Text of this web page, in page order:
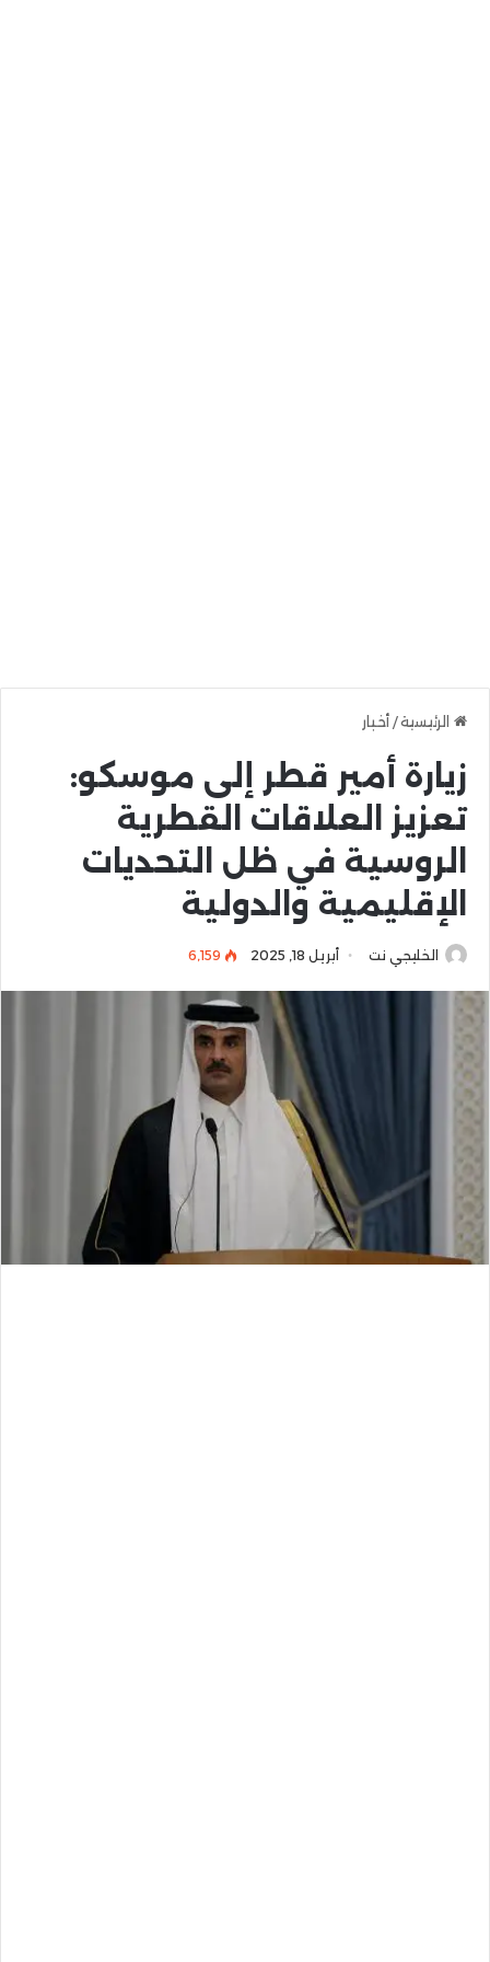
الرئيسية/ أخبار
زيارة أمير قطر إلى موسكو:
تعزيز العلاقات القطرية
الروسية في ظل التحديات
الإقليمية والدولية
الخليجي نت أبريل 18, 2025 6٬159